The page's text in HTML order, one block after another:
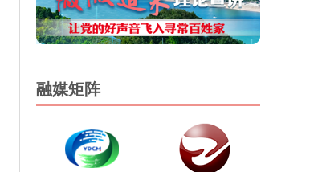
融媒矩阵